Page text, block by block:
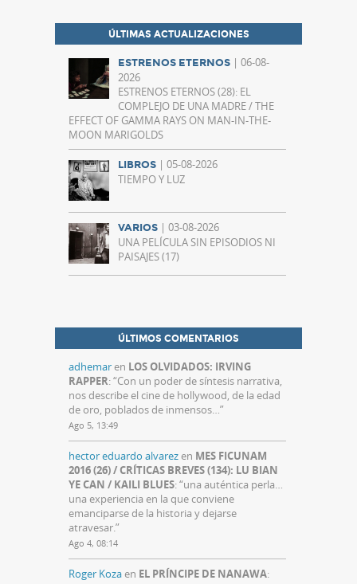
ÚLTIMAS ACTUALIZACIONES
ESTRENOS ETERNOS | 06-08-
2026
ESTRENOS ETERNOS (28): EL
COMPLEJO DE UNA MADRE / THE
EFFECT OF GAMMA RAYS ON MAN-IN-THE-
MOON MARIGOLDS
LIBROS | 05-08-2026
TIEMPO Y LUZ
VARIOS | 03-08-2026
UNA PELÍCULA SIN EPISODIOS NI
PAISAJES (17)
ÚLTIMOS COMENTARIOS
adhemaren LOS OLVIDADOS: IRVING
RAPPER: “Con un poder de síntesis narrativa,
nos describe el cine de hollywood, de la edad
de oro, poblados de inmensos…”
Ago 5, 13:49
hector eduardo alvarezen MES FICUNAM
2016 (26) / CRÍTICAS BREVES (134): LU BIAN
YE CAN / KAILI BLUES: “una auténtica perla…
una experiencia en la que conviene
emanciparse de la historia y dejarse
atravesar.”
Ago 4, 08:14
Roger Kozaen EL PRÍNCIPE DE NANAWA: